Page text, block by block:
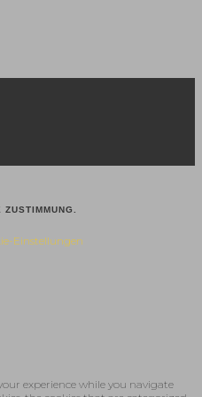
Einstellungen
experience while you navigate